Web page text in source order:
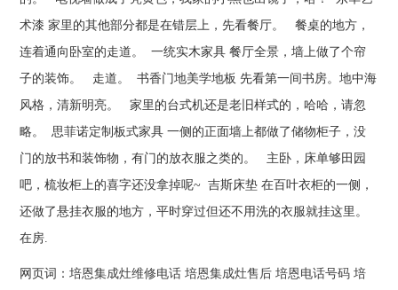
术漆 家里的其他部分都是在错层上，先看餐厅。 餐桌的地方，
连着通向卧室的走道。 一统实木家具 餐厅全景，墙上做了个帘
子的装饰。 走道。 书香门地美学地板 先看第一间书房。地中海
风格，清新明亮。 家里的台式机还是老旧样式的，哈哈，请忽
略。 思菲诺定制板式家具 一侧的正面墙上都做了储物柜子，没
门的放书和装饰物，有门的放衣服之类的。 主卧，床单够田园
吧，梳妆柜上的喜字还没拿掉呢~ 吉斯床垫 在百叶衣柜的一侧，
还做了悬挂衣服的地方，平时穿过但还不用洗的衣服就挂这里。
在房.
网页词：培恩集成灶维修电话 培恩集成灶售后 培恩电话号码 培